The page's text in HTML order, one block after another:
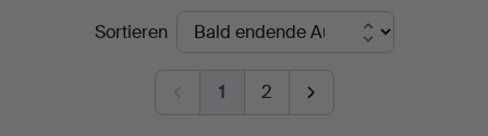
LaufendeSortieren
1 2